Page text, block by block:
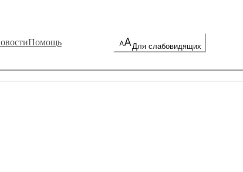
Помощь Для слабовидящих